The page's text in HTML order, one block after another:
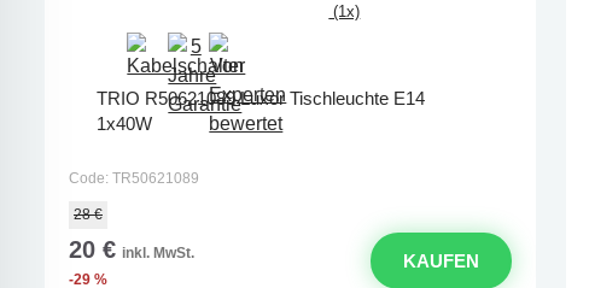
(1x)
TRIO R50621089 Luxor Tischleuchte E14
1x40W
Code: TR50621089
28 €
20 € inkl. MwSt.
-29 %
KAUFEN